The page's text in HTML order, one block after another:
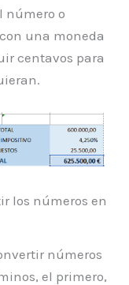
número o
una moneda
centavos para
los números en
números
el primero,